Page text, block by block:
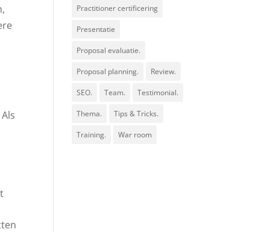
Practitioner certificering
Presentatie
Proposal evaluatie.
Proposal planning. Review.
SEO. Team. Testimonial.
Thema. Tips & Tricks.
Training. War room